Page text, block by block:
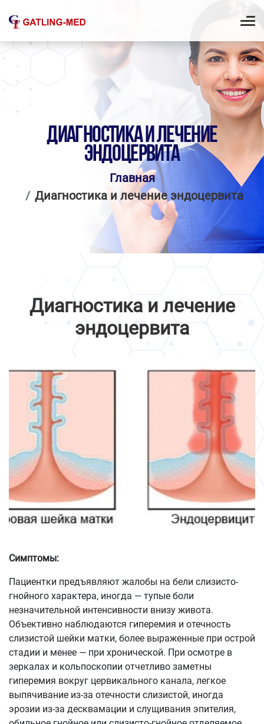
ДИАГНОСТИКА И ЛЕЧЕНИЕ
ЭНДОЦЕРВИТА
Главная
Диагностика и лечение эндоцервита
Диагностика и лечение
эндоцервита
Симптомы:
Пациентки предъявляют жалобы на бели слизисто-
гнойного характера, иногда — тупые боли
незначительной интенсивности внизу живота.
Объективно наблюдаются гиперемия и отечность
слизистой шейки матки, более выраженные при острой
стадии и менее — при хронической. При осмотре в
зеркалах и кольпоскопии отчетливо заметны
гиперемия вокруг цервикального канала, легкое
выпячивание из-за отечности слизистой, иногда
эрозии из-за десквамации и слущивания эпителия,